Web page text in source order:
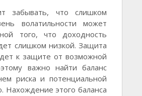
забывать, что слишком
волатильности может
того, что доходность
слишком низкой. Защита
к защите от возможной
важно найти баланс
риска и потенциальной
Нахождение этого баланса